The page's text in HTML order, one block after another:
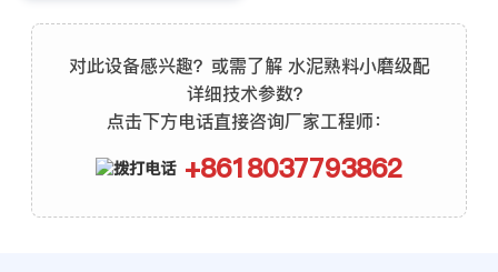
对此设备感兴趣？或需了解 水泥熟料小磨级配
详细技术参数？
点击下方电话直接咨询厂家工程师：
+8618037793862